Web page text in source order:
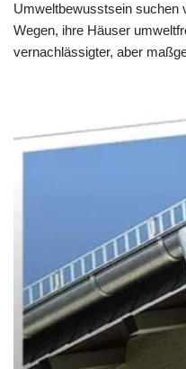
Umweltbewusstsein suchen
Wegen, ihre Häuser
vernachlässigter, aber